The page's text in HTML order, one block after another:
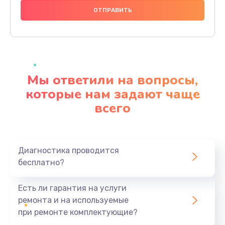
1000 руб.
Заказать
Профилактическая чистка
Заказать
Мы ответили на вопросы,
которые нам задают чаще
всего
Диагностика проводится
бесплатно?
Есть ли гарантия на услуги
ремонта и на используемые
при ремонте комплектующие?